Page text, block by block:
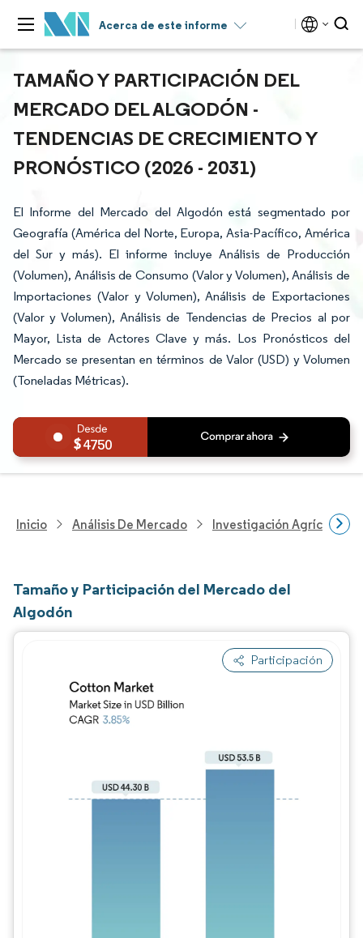
Acerca de este informe
TAMAÑO Y PARTICIPACIÓN DEL
MERCADO DEL ALGODÓN -
TENDENCIAS DE CRECIMIENTO Y
PRONÓSTICO (2026 - 2031)
El Informe del Mercado del Algodón está segmentado por
Geografía (América del Norte, Europa, Asia-Pacífico, América
del Sur y más). El informe incluye Análisis de Producción
(Volumen), Análisis de Consumo (Valor y Volumen), Análisis de
Importaciones (Valor y Volumen), Análisis de Exportaciones
(Valor y Volumen), Análisis de Tendencias de Precios al por
Mayor, Lista de Actores Clave y más. Los Pronósticos del
Mercado se presentan en términos de Valor (USD) y Volumen
(Toneladas Métricas).
4750
Inicio Análisis De Mercado Investigación Agrícola
Tamaño y Participación del Mercado del
Algodón
Participación